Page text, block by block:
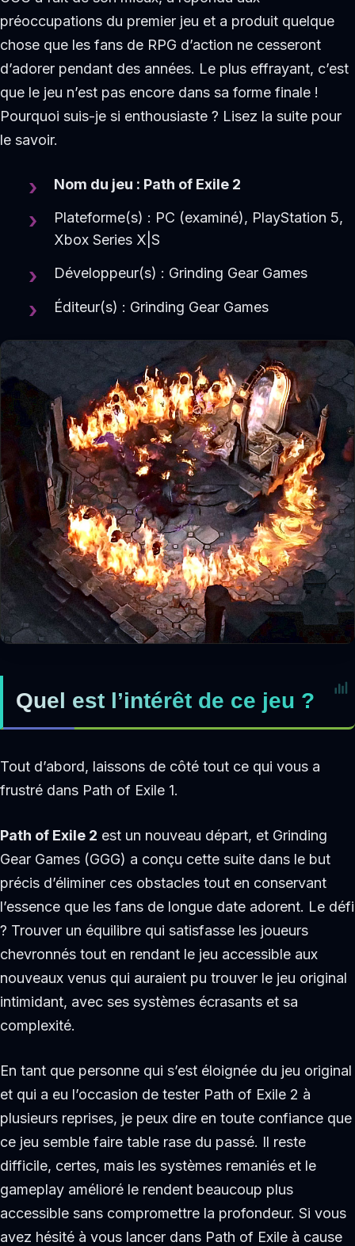
préoccupations du premier jeu et a produit quelque
chose que les fans de RPG d’action ne cesseront
d’adorer pendant des années. Le plus effrayant, c’est
que le jeu n’est pas encore dans sa forme finale !
Pourquoi suis-je si enthousiaste ? Lisez la suite pour
le savoir.
Nom du jeu : Path of Exile 2
Plateforme(s) : PC (examiné), PlayStation 5,
Xbox Series X|S
Développeur(s) : Grinding Gear Games
Éditeur(s) : Grinding Gear Games
Quel est l’intérêt de ce jeu ?
Tout d’abord, laissons de côté tout ce qui vous a
frustré dans Path of Exile 1.
Path of Exile 2 est un nouveau départ, et Grinding
Gear Games (GGG) a conçu cette suite dans le but
précis d’éliminer ces obstacles tout en conservant
l’essence que les fans de longue date adorent. Le défi
? Trouver un équilibre qui satisfasse les joueurs
chevronnés tout en rendant le jeu accessible aux
nouveaux venus qui auraient pu trouver le jeu original
intimidant, avec ses systèmes écrasants et sa
complexité.
En tant que personne qui s’est éloignée du jeu original
et qui a eu l’occasion de tester Path of Exile 2 à
plusieurs reprises, je peux dire en toute confiance que
ce jeu semble faire table rase du passé. Il reste
difficile, certes, mais les systèmes remaniés et le
gameplay amélioré le rendent beaucoup plus
accessible sans compromettre la profondeur. Si vous
avez hésité à vous lancer dans Path of Exile à cause